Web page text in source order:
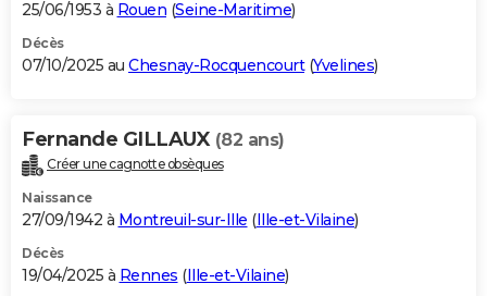
S'inscrire
Se connecter
Lycées
Collèges
Primaires
Universités
Entreprises
Service militaire
Avis de recherche
AVIS DE DÉCÈS
Bricolage
Lifestyle
Culture
Sport
Auto
Television
Voyage
Cinema
25/06/1953 à Rouen (Seine-Maritime)
Décès
07/10/2025 au Chesnay-Rocquencourt(Yvelines)
Fernande GILLAUX (82 ans)
Créer une cagnotte obsèques
Naissance
27/09/1942 à Montreuil-sur-Ille (Ille-et-Vilaine)
Décès
19/04/2025 à Rennes (Ille-et-Vilaine)